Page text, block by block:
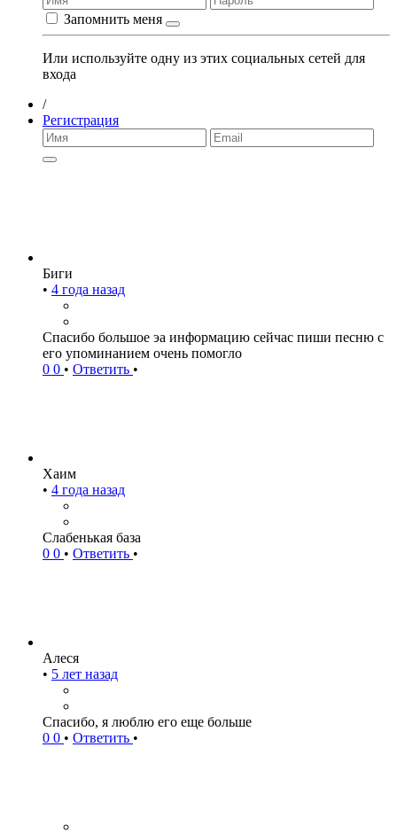
Запомнить меня
Или используйте одну из этих социальных сетей для
входа
/
Регистрация
Биги
• 4 года назад
Спасибо большое эа информацию сейчас пиши песню с
его упоминанием очень помогло
0 0 • Ответить •
Хаим
• 4 года назад
Слабенькая база
0 0 • Ответить •
Алеся
• 5 лет назад
Спасибо, я люблю его еще больше
0 0 • Ответить •